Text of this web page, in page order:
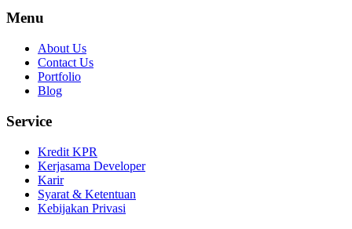
Menu
About Us
Contact Us
Portfolio
Blog
Service
Kredit KPR
Kerjasama Developer
Karir
Syarat & Ketentuan
Kebijakan Privasi